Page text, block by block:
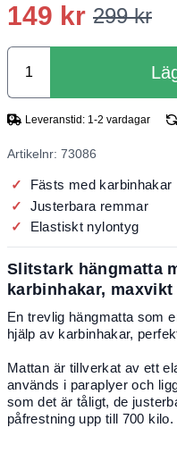
149 kr 299 kr
Leveranstid: 1-2 vardagar
Artikelnr: 73086
Fästs med karbinhakar
Justerbara remmar
Elastiskt nylontyg
Slitstark hängmatta
karbinhakar, maxvikt
En trevlig hängmatta som
hjälp av karbinhakar,
Mattan är tillverkat av ett
används i paraplyer och
som det är tåligt, de
påfrestning upp till 700 kilo.